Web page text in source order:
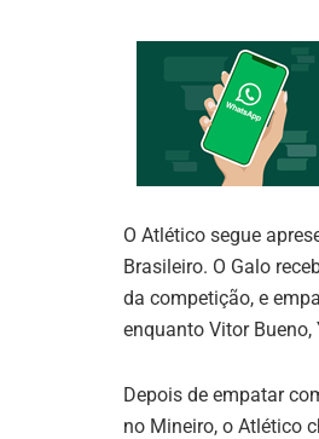
O Atlético segue
Brasileiro. O Galo
da competição, e
enquanto Vitor
Depois de empatar
no Mineiro, o Atlético